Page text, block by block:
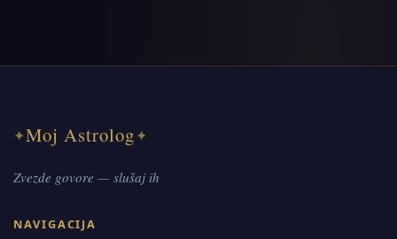
✦Moj Astrolog✦
Zvezde govore — slušaj ih
NAVIGACIJA